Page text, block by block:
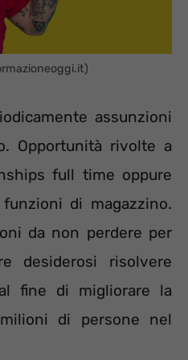
assunzioni
Opportunità rivolte a
full time oppure
di magazzino.
da non perdere per
desiderosi risolvere
fine di migliorare la
di persone nel